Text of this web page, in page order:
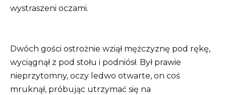
wystraszeni oczami.
Dwóch gości ostrożnie wziął mężczyznę pod rękę,
wyciągnął z pod stołu i podniósł. Był prawie
nieprzytomny, oczy ledwo otwarte, on coś
mruknął, próbując utrzymać się na